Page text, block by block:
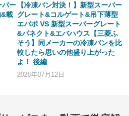
パー
載
【冷凍バン対決！】新型スーパー
グレート&コルゲート&吊下薄型
エバポ VS 新型スーパーグレート
&パネクト&エバハウス【三菱ふ
そう】同メーカーの冷凍バンを比
較したら思いの他盛り上がった
よ！ 後編
2026年07月12日